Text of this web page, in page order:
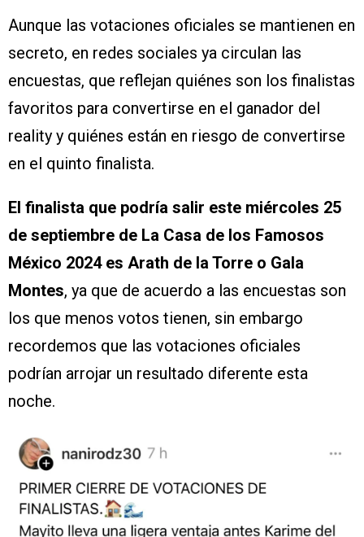
Aunque las votaciones oficiales se mantienen en
secreto, en redes sociales ya circulan las
encuestas, que reflejan quiénes son los finalistas
favoritos para convertirse en el ganador del
reality y quiénes están en riesgo de convertirse
en el quinto finalista.
El finalista que podría salir este miércoles 25
de septiembre de La Casa de los Famosos
México 2024 es Arath de la Torre o Gala
Montes, ya que de acuerdo a las encuestas son
los que menos votos tienen, sin embargo
recordemos que las votaciones oficiales
podrían arrojar un resultado diferente esta
noche.